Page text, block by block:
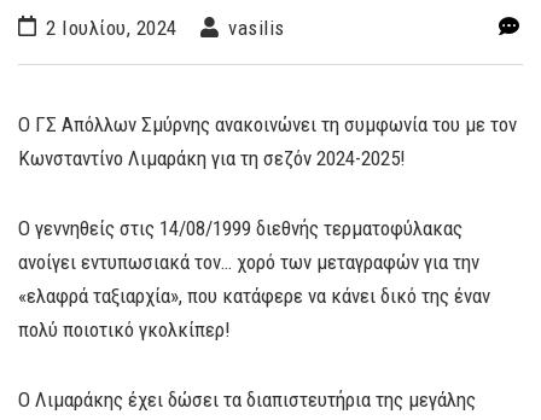
2 Ιουλίου, 2024 vasilis
Ο ΓΣ Απόλλων Σμύρνης ανακοινώνει τη συμφωνία του με τον
Κωνσταντίνο Λιμαράκη για τη σεζόν 2024-2025!
Ο γεννηθείς στις 14/08/1999 διεθνής τερματοφύλακας
ανοίγει εντυπωσιακά τον… χορό των μεταγραφών για την
«ελαφρά ταξιαρχία», που κατάφερε να κάνει δικό της έναν
πολύ ποιοτικό γκολκίπερ!
Ο Λιμαράκης έχει δώσει τα διαπιστευτήρια της μεγάλης